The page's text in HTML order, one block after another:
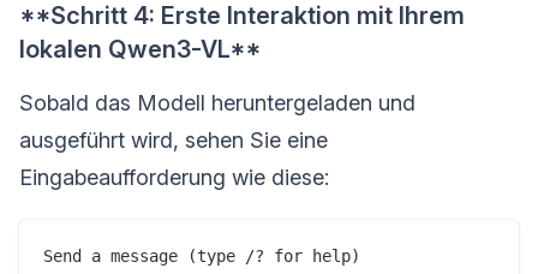
**Schritt 4: Erste Interaktion mit Ihrem
lokalen Qwen3-VL**
Sobald das Modell heruntergeladen und
ausgeführt wird, sehen Sie eine
Eingabeaufforderung wie diese:
Send a message (type /? for help)